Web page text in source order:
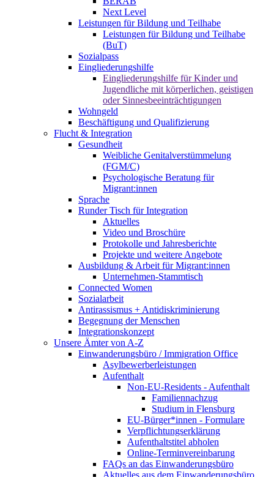
Next Level
Leistungen für Bildung und Teilhabe
Leistungen für Bildung und Teilhabe
(BuT)
Sozialpass
Eingliederungshilfe
Eingliederungshilfe für Kinder und
Jugendliche mit körperlichen, geistigen
oder Sinnesbeeinträchtigungen
Wohngeld
Beschäftigung und Qualifizierung
Flucht & Integration
Gesundheit
Weibliche Genitalverstümmelung
(FGM/C)
Psychologische Beratung für
Migrant:innen
Sprache
Runder Tisch für Integration
Aktuelles
Video und Broschüre
Protokolle und Jahresberichte
Projekte und weitere Angebote
Ausbildung & Arbeit für Migrant:innen
Unternehmen-Stammtisch
Connected Women
Sozialarbeit
Antirassismus + Antidiskriminierung
Begegnung der Menschen
Integrationskonzept
Unsere Ämter von A-Z
Einwanderungsbüro / Immigration Office
Asylbewerberleistungen
Aufenthalt
Non-EU-Residents - Aufenthalt
Familiennachzug
Studium in Flensburg
EU-Bürger*innen - Formulare
Verpflichtungserklärung
Aufenthaltstitel abholen
Online-Terminvereinbarung
FAQs an das Einwanderungsbüro
Aktuelles aus dem Einwanderungsbüro